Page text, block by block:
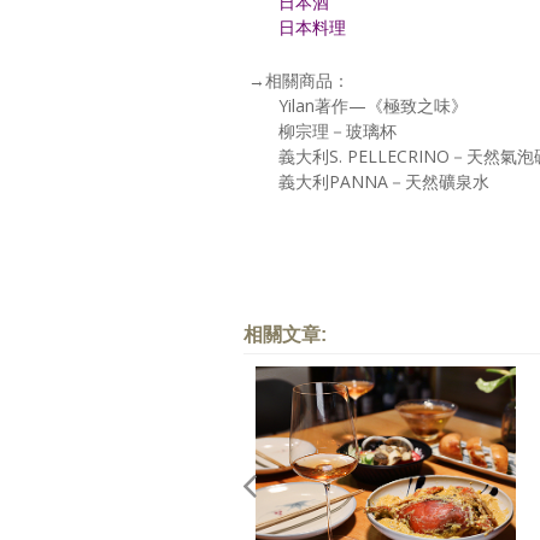
日本料理
→相關商品：
Yilan著作—《極致之味》
柳宗理－玻璃杯
義大利S. PELLECRINO－天然氣泡
義大利PANNA－天然礦泉水
相關文章: